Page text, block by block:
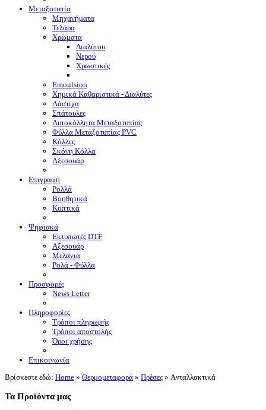
Μεταξοτυπία
Μηχανήματα
Τελάρα
Χρώματα
Διαλύτου
Νερού
Χρωστικές
Emoulsion
Χημικά Καθαριστικά - Διαλύτες
Λάστιχα
Σπάτουλες
Αυτοκόλλητα Μεταξοτυπίας
Φύλλα Μεταξοτυπίας PVC
Κόλλες
Σκόνη Κόλλα
Αξεσουάρ
Επιγραφή
Ρολλά
Βοηθητικά
Κοπτικά
Ψηφιακά
Eκτυπωτές DTF
Αξεσουάρ
Μελάνια
Ρολά - Φύλλα
Προσφορές
News Letter
Πληροφορίες
Τρόποι πληρωμής
Τρόποι αποστολής
Όροι χρήσης
Επικοινωνία
Βρίσκεστε εδώ: Home » Θερμομεταφορά » Πρέσες » Aνταλλακτικά
Τα Προϊόντα μας